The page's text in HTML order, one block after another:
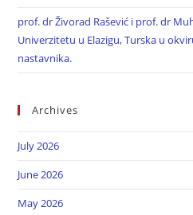
prof. dr Živorad Rašević i prof. dr
Univerzitetu u Elazigu, Turska u
nastavnika.
Archives
July 2026
June 2026
May 2026